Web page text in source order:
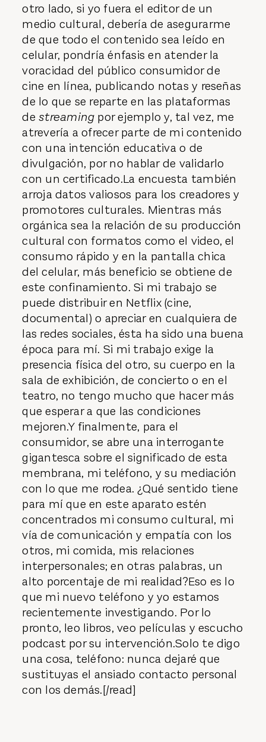
otro lado, si yo fuera el editor de un
medio cultural, debería de asegurarme
de que todo el contenido sea leído en
celular, pondría énfasis en atender la
voracidad del público consumidor de
cine en línea, publicando notas y reseñas
de lo que se reparte en las plataformas
destreaming por ejemplo y, tal vez, me
atrevería a ofrecer parte de mi contenido
con una intención educativa o de
divulgación, por no hablar de validarlo
con un certificado.La encuesta también
arroja datos valiosos para los creadores y
promotores culturales. Mientras más
orgánica sea la relación de su producción
cultural con formatos como el video, el
consumo rápido y en la pantalla chica
del celular, más beneficio se obtiene de
este confinamiento. Si mi trabajo se
puede distribuir en Netflix (cine,
documental) o apreciar en cualquiera de
las redes sociales, ésta ha sido una buena
época para mí. Si mi trabajo exige la
presencia física del otro, su cuerpo en la
sala de exhibición, de concierto o en el
teatro, no tengo mucho que hacer más
que esperar a que las condiciones
mejoren.Y finalmente, para el
consumidor, se abre una interrogante
gigantesca sobre el significado de esta
membrana, mi teléfono, y su mediación
con lo que me rodea. ¿Qué sentido tiene
para mí que en este aparato estén
concentrados mi consumo cultural, mi
vía de comunicación y empatía con los
otros, mi comida, mis relaciones
interpersonales; en otras palabras, un
alto porcentaje de mi realidad?Eso es lo
que mi nuevo teléfono y yo estamos
recientemente investigando. Por lo
pronto, leo libros, veo películas y escucho
podcast por su intervención.Solo te digo
una cosa, teléfono: nunca dejaré que
sustituyas el ansiado contacto personal
con los demás.[/read]